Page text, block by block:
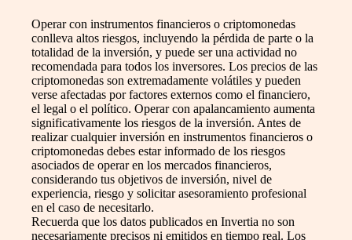
Operar con instrumentos financieros o criptomonedas
conlleva altos riesgos, incluyendo la pérdida de parte o la
totalidad de la inversión, y puede ser una actividad no
recomendada para todos los inversores. Los precios de las
criptomonedas son extremadamente volátiles y pueden
verse afectadas por factores externos como el financiero,
el legal o el político. Operar con apalancamiento aumenta
significativamente los riesgos de la inversión. Antes de
realizar cualquier inversión en instrumentos financieros o
criptomonedas debes estar informado de los riesgos
asociados de operar en los mercados financieros,
considerando tus objetivos de inversión, nivel de
experiencia, riesgo y solicitar asesoramiento profesional
en el caso de necesitarlo.
Recuerda que los datos publicados en Invertia no son
necesariamente precisos ni emitidos en tiempo real. Los